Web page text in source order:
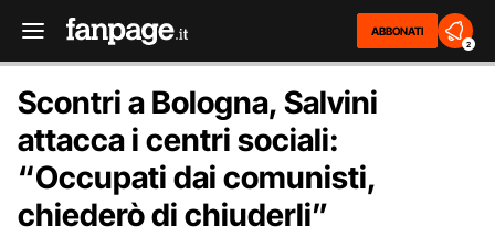
ABBONATI
2
Scontri a Bologna, Salvini
attacca i centri sociali:
“Occupati dai comunisti,
chiederò di chiuderli”